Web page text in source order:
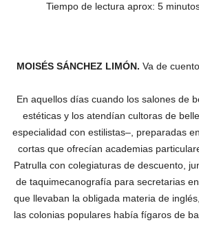
Tiempo de lectura aprox: 5
MOISÉS SÁNCHEZ LIMÓN. Va de
En aquellos días cuando los salones de
estéticas y los atendían cultoras de
especialidad con estilistas–, preparadas
cortas que ofrecían academias
Patrulla con colegiaturas de descuento,
de taquimecanografía para secretarias
que llevaban la obligada materia de
las colonias populares había fígaros de